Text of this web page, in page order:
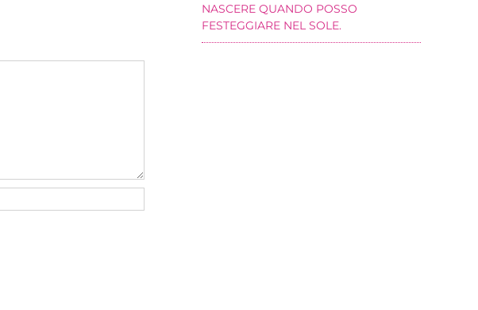
NASCERE QUANDO POSSO
FESTEGGIARE NEL SOLE.